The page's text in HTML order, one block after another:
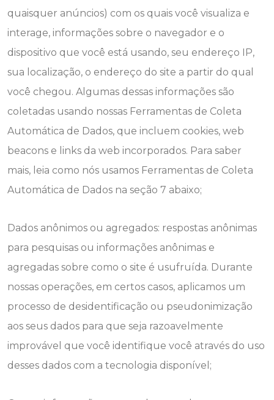
quaisquer anúncios) com os quais você visualiza e
interage, informações sobre o navegador e o
dispositivo que você está usando, seu endereço IP,
sua localização, o endereço do site a partir do qual
você chegou. Algumas dessas informações são
coletadas usando nossas Ferramentas de Coleta
Automática de Dados, que incluem cookies, web
beacons e links da web incorporados. Para saber
mais, leia como nós usamos Ferramentas de Coleta
Automática de Dados na seção 7 abaixo;
Dados anônimos ou agregados: respostas anônimas
para pesquisas ou informações anônimas e
agregadas sobre como o site é usufruída. Durante
nossas operações, em certos casos, aplicamos um
processo de desidentificação ou pseudonimização
aos seus dados para que seja razoavelmente
improvável que você identifique você através do uso
desses dados com a tecnologia disponível;